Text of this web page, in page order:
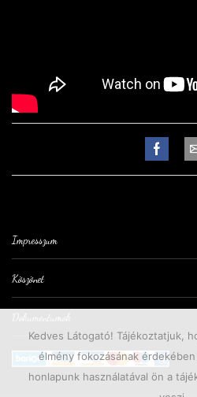
Impresszum
Köszönet
Dokumentumok
Kedves Látogató! Tájékoztatjuk,
élmény fokozásának
honlapunk használatával ön a